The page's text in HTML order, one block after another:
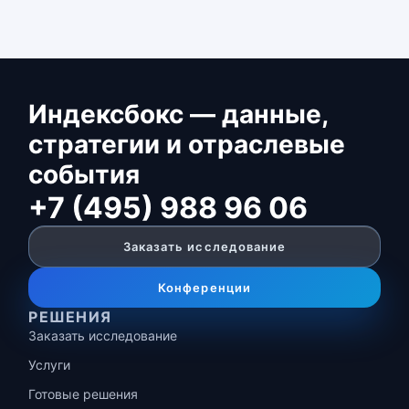
Индексбокс — данные,
стратегии и отраслевые
события
+7 (495) 988 96 06
Заказать исследование
Конференции
РЕШЕНИЯ
Заказать исследование
Услуги
Готовые решения